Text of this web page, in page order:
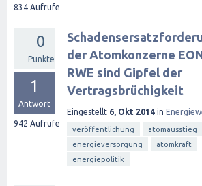
834 Aufrufe
0
Punkte
1
Antwort
942 Aufrufe
der Atomkonzerne
RWE sind Gipfel der
Vertragsbrüchigkeit
Eingestellt 6, Okt 2014 in
veröffentlichung
atomausstieg
energieversorgung
atomkraft
energiepolitik